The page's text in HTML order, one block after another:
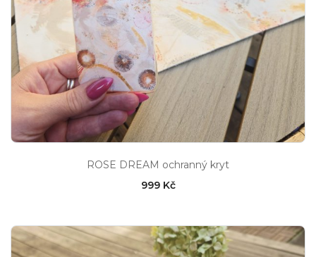
ROSE DREAM ochranný kryt
999 Kč